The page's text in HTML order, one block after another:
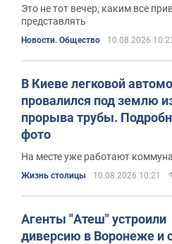
Это не тот вечер, каким все
представлять
Новости. Общество 10.08.2026
В Киеве легковой
провалился под землю
прорыва трубы.
фото
На месте уже работают
Жизнь столицы 10.08.2026 10:21
Агенты "Атеш" устроили
диверсию в Воронеже и